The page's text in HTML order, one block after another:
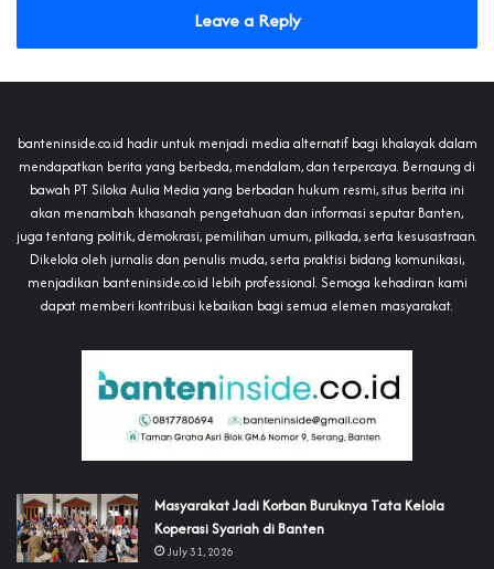
Leave a Reply
banteninside.co.id hadir untuk menjadi media alternatif bagi khalayak dalam
mendapatkan berita yang berbeda, mendalam, dan terpercaya. Bernaung di
bawah PT Siloka Aulia Media yang berbadan hukum resmi, situs berita ini
akan menambah khasanah pengetahuan dan informasi seputar Banten,
juga tentang politik, demokrasi, pemilihan umum, pilkada, serta kesusastraan.
Dikelola oleh jurnalis dan penulis muda, serta praktisi bidang komunikasi,
menjadikan banteninside.co.id lebih professional. Semoga kehadiran kami
dapat memberi kontribusi kebaikan bagi semua elemen masyarakat.
‎Masyarakat Jadi Korban Buruknya Tata Kelola
Koperasi Syariah di Banten
July 31, 2026